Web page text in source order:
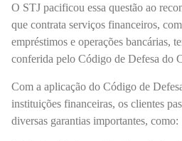
O STJ pacificou essa questão ao
que contrata serviços financeiros,
empréstimos e operações bancárias,
conferida pelo Código de Defesa do
Com a aplicação do Código de
instituições financeiras, os clientes
diversas garantias importantes, como: